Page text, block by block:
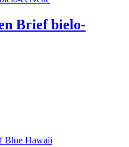
Brief bielo-